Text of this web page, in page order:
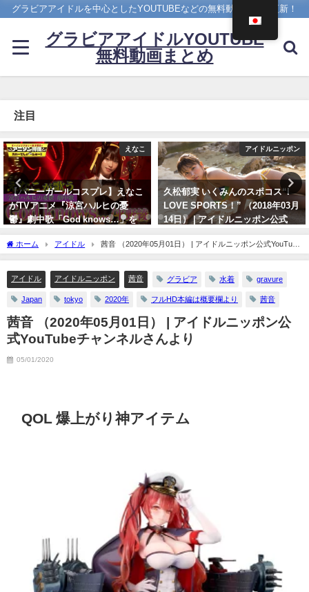
グラビアアイドルを中心としたYOUTUBEなどの無料動画を日々更新！
グラビアアイドルYOUTUBE
無料動画まとめ
注目
アイドルニッポン
久松郁実 いくみんのスポコス“I
LOVE SPORTS！” （2018年03月
14日） | アイドルニッポン公式
YouTubeチャンネルさんより
4K UPSCALING CLUB
篠崎愛【4K】（2023年08月25
日） | 4K UPSCALING CLUBさん
より
ホーム アイドル
茜音 （2020年05月01日） | アイドルニッポン公式YouTube
チャンネルさんより
アイドル アイドルニッポン 茜音 グラビア 水着 gravure
Japan tokyo 2020年 フルHD本編は概要欄より 茜音
茜音 （2020年05月01日） | アイドルニッポン公
式YouTubeチャンネルさんより
05/01/2020
QOL 爆上がり神アイテム